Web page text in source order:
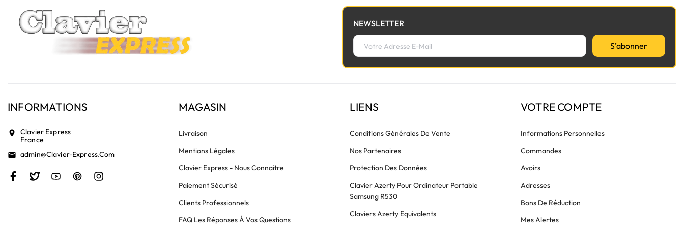
NEWSLETTER
S’abonner
INFORMATIONS
location_on
Clavier Express
France
email Admin@clavier-Express.com
MAGASIN
Livraison
Mentions Légales
Clavier Express - Nous Connaitre
Paiement Sécurisé
Clients Professionnels
FAQ Les Réponses À Vos Questions
LIENS
Conditions Générales De Vente
Nos Partenaires
Protection Des Données
Clavier Azerty Pour Ordinateur Portable
Samsung R530
Claviers Azerty Equivalents
VOTRE COMPTE
Informations Personnelles
Commandes
Avoirs
Adresses
Bons De Réduction
Mes Alertes